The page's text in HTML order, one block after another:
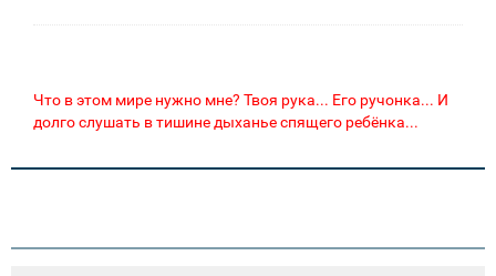
Что в этом мире нужно мне? Твоя рука... Его ручонка... И
долго слушать в тишине дыханье спящего ребёнка...